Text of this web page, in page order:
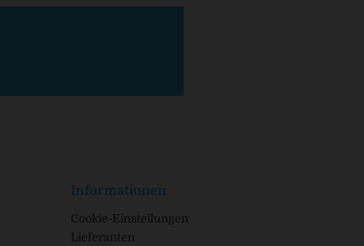
Informationen
Cookie-Einstellungen
Lieferanten